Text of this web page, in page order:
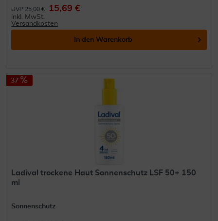
UVP 25,00 € 15,69 €
inkl. MwSt.
Versandkosten
In den Warenkorb
37
Ladival trockene Haut Sonnenschutz LSF 50+ 150
ml
Sonnenschutz